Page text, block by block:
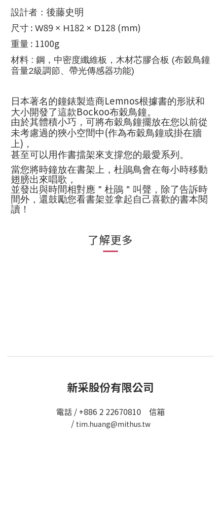
設計者： 後藤史明
尺寸 : W89 × H182 × D128 (mm)
重量 : 1100g
材料 : 鋼，中密度纖維板，木材芯膠合板 (布穀鳥鐘
音量2級調節、 帶光傳感器功能)
日本著名的鐘錶製造商Lemnos根據書的形狀和
大小開發了這款Bockoo布穀鳥鐘。
由於其體積小巧，可將布穀鳥鐘擺放在您以前從
未考慮過的狹小空間中(作為布穀鳥鐘或掛在牆
上) ，
甚至可以用作書擋架來支撐您的最愛系列。
當您將時鐘放在書架上，杜鵑鳥會在每小時移動
翅膀出來唱歌，
並發出與時間相對應＂杜鵑＂叫聲，除了告訴時
間外，還鼓勵您看書架並拿起自己喜歡的書本閱
讀！
了解更多
新采股份有限公司
電話 / +886 2 22670810 信箱
/ tim.huang@mithus.tw